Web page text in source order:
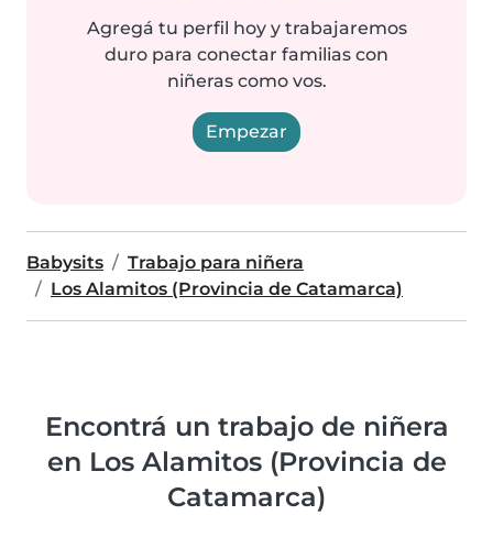
Agregá tu perfil hoy y trabajaremos
duro para conectar familias con
niñeras como vos.
Empezar
Babysits
Trabajo para niñera
Los Alamitos (Provincia de Catamarca)
Encontrá un trabajo de niñera
en Los Alamitos (Provincia de
Catamarca)